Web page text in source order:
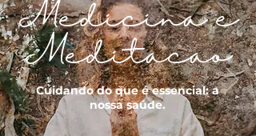
Medicina e
Meditaçâo
Cuidando do que é essencial: a
nossa saúde.